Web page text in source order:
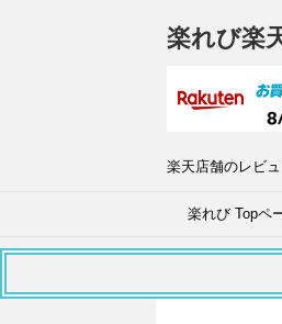
楽れび楽
楽天店舗のレビ
楽れび Topペ